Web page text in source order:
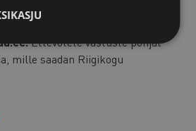
plaanitavatest muudatustest.
7. aprilliks e-posti
Ettevõtete vastuste põhjal
mille saadan Riigikogu